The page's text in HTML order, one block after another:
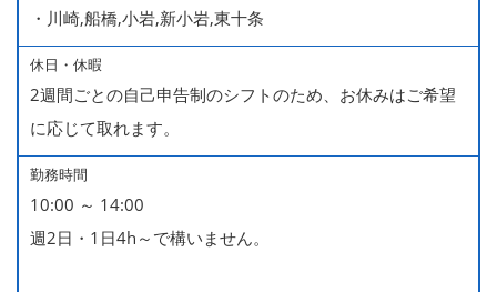
・川崎,船橋,小岩,新小岩,東十条
休日・休暇
2週間ごとの自己申告制のシフトのため、お休みはご希望
に応じて取れます。
勤務時間
10:00 ～ 14:00
週2日・1日4h～で構いません。